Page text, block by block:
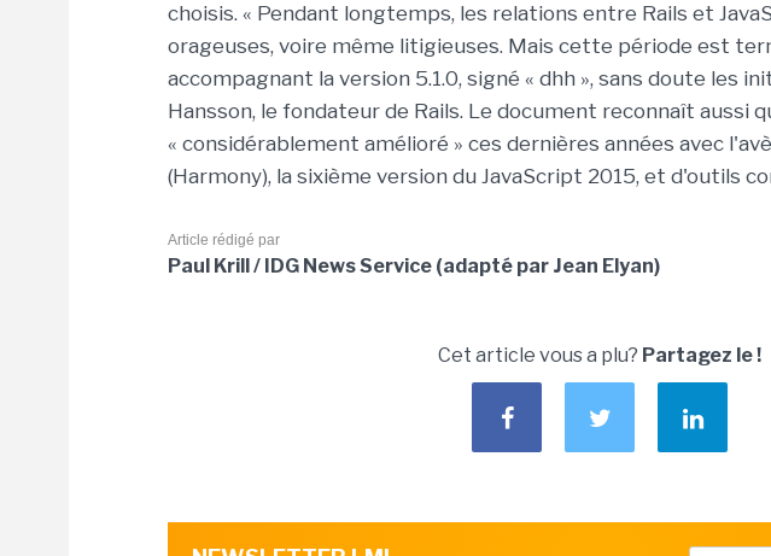
choisis. « Pendant longtemps, les relations entre Rails et
orageuses, voire même litigieuses. Mais cette période est
accompagnant la version 5.1.0, signé « dhh », sans doute les
Hansson, le fondateur de Rails. Le document reconnaît aussi
« considérablement amélioré » ces dernières années avec
(Harmony), la sixième version du JavaScript 2015, et d'outils
Article rédigé par
Paul Krill / IDG News Service (adapté par Jean Elyan)
Cet article vous a plu? Partagez le !